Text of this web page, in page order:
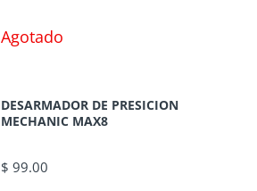
Agotado
DESARMADOR DE PRESICION
MECHANIC MAX8
$ 99.00